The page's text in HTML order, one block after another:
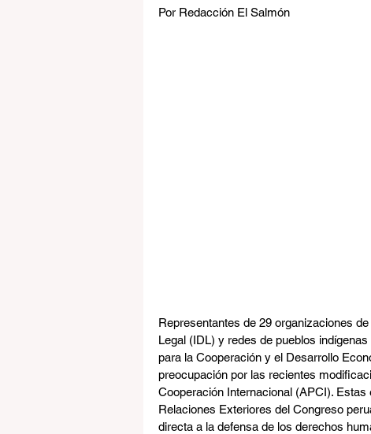
Por Redacción El Salmón
Representantes de 29 organizaciones
Legal (IDL) y redes de pueblos
para la Cooperación y el Desarrollo
preocupación por las recientes
Cooperación Internacional (APCI).
Relaciones Exteriores del Congreso
directa a la defensa de los derechos